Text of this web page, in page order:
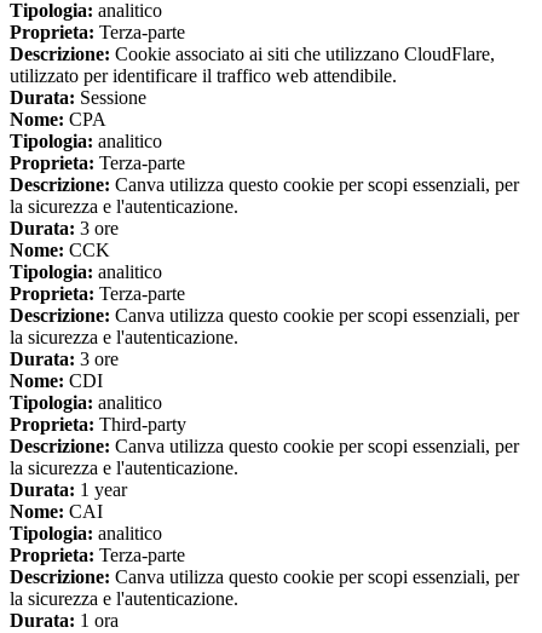
Tipologia: analitico
Proprieta: Terza-parte
Descrizione: Cookie associato ai siti che utilizzano CloudFlare,
utilizzato per identificare il traffico web attendibile.
Durata: Sessione
Nome: CPA
Tipologia: analitico
Proprieta: Terza-parte
Descrizione: Canva utilizza questo cookie per scopi essenziali, per
la sicurezza e l'autenticazione.
Durata: 3 ore
Nome: CCK
Tipologia: analitico
Proprieta: Terza-parte
Descrizione: Canva utilizza questo cookie per scopi essenziali, per
la sicurezza e l'autenticazione.
Durata: 3 ore
Nome: CDI
Tipologia: analitico
Proprieta: Third-party
Descrizione: Canva utilizza questo cookie per scopi essenziali, per
la sicurezza e l'autenticazione.
Durata: 1 year
Nome: CAI
Tipologia: analitico
Proprieta: Terza-parte
Descrizione: Canva utilizza questo cookie per scopi essenziali, per
la sicurezza e l'autenticazione.
Durata: 1 ora